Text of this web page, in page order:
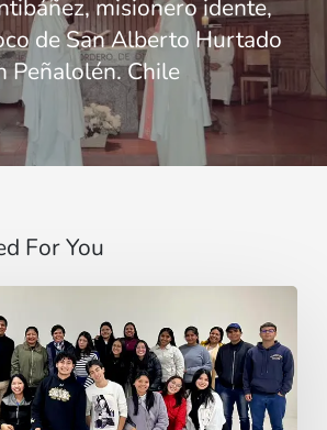
misionero idente,
de San Alberto Hurtado
Peñalolén. Chile
For You